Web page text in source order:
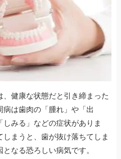
健康な状態だと引き締まった
病は歯肉の「腫れ」や「出
みる」などの症状がありま
まうと、歯が抜け落ちてしま
なる恐ろしい病気です。